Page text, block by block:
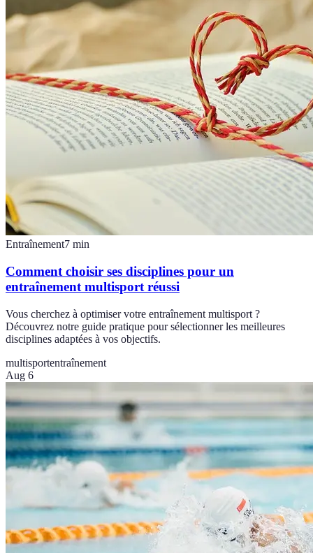
Entraînement7 min
Comment choisir ses disciplines pour un
entraînement multisport réussi
Vous cherchez à optimiser votre entraînement multisport ?
Découvrez notre guide pratique pour sélectionner les meilleures
disciplines adaptées à vos objectifs.
multisportentraînement
Aug 6